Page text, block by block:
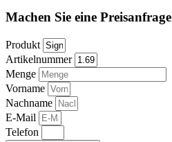
Machen Sie eine Preisanfrage
Produkt
Artikelnummer
Menge
Vorname
Nachname
E-Mail
Telefon